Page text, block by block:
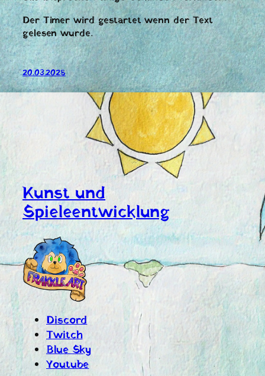
Der Timer wird gestartet wenn der Text
gelesen wurde.
20.03.2025
Kunst und
Spieleentwicklung
Discord
Twitch
Blue Sky
Youtube